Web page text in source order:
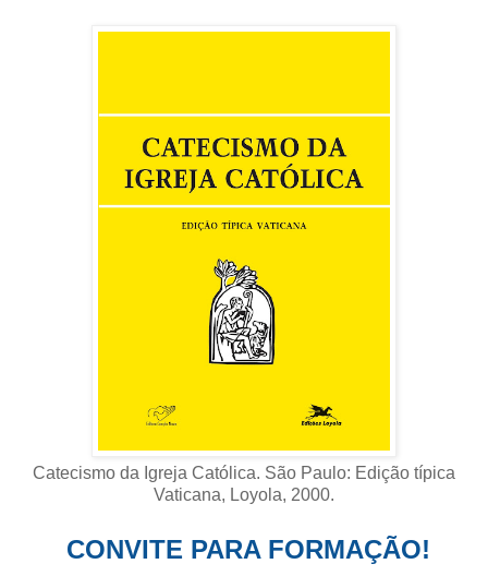
Catecismo da Igreja Católica. São Paulo: Edição típica
Vaticana, Loyola, 2000.
CONVITE PARA FORMAÇÃO!